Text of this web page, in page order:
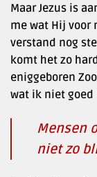
Maar Jezus is
me wat Hij voor
verstand nog
komt het zo
eniggeboren
wat ik niet goed
Mensen
niet zo